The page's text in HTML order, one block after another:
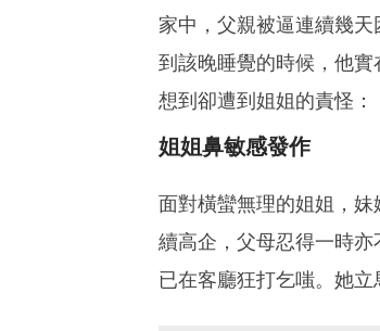
家中，父親被逼連續幾天
到該晚睡覺的時候，他
想到卻遭到姐姐的責怪：
姐姐鼻敏感發作
面對橫蠻無理的姐姐，
續高企，父母忍得一時
已在客廳狂打乞嗤。她立